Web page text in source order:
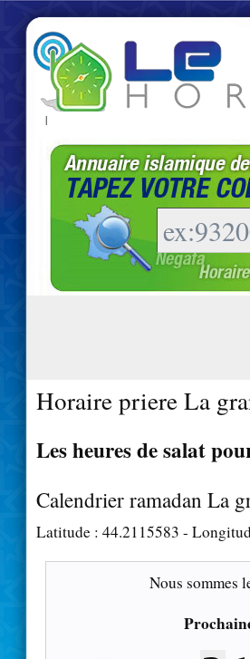
|
Horaire priere La
Les heures de salat
Calendrier ramadan La
Latitude : 44.2115583 -
Nous sommes